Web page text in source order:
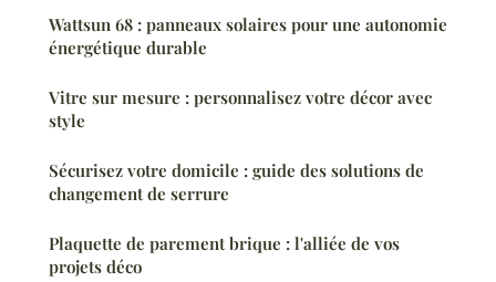
Wattsun 68 : panneaux solaires pour une autonomie
énergétique durable
Vitre sur mesure : personnalisez votre décor avec
style
Sécurisez votre domicile : guide des solutions de
changement de serrure
Plaquette de parement brique : l'alliée de vos
projets déco